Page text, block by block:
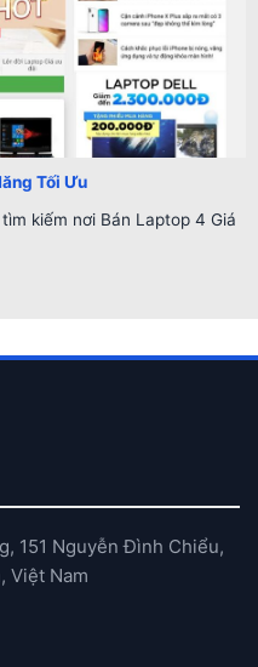
Tối Ưu
kiếm nơi Bán Laptop 4 Giá
151 Nguyễn Đình Chiểu,
Việt Nam